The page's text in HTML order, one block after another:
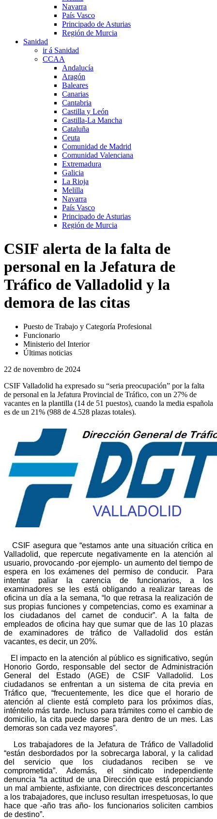
Navarra
País Vasco
Principado de Asturias
Región de Murcia
Sanidad
ir á Sanidad
CCAA
Andalucía
Aragón
Baleares
Canarias
Cantabria
Castilla y León
Castilla-La Mancha
Cataluña
Ceuta
Comunidad de Madrid
Comunidad Valenciana
Extremadura
Galicia
La Rioja
Melilla
Navarra
País Vasco
Principado de Asturias
Región de Murcia
CSIF alerta de la falta de
personal en la Jefatura de
Tráfico de Valladolid y la
demora de las citas
Puesto de Trabajo y Categoría Profesional
Funcionario
Ministerio del Interior
Últimas noticias
22 de novembro de 2024
CSIF Valladolid ha expresado su “seria preocupación” por la falta
de personal en la Jefatura Provincial de Tráfico, con un 27% de
vacantes en la plantilla (14 de 51 puestos), cuando la media española
es de un 21% (988 de 4.528 plazas totales).
CSIF asegura que “estamos ante una situación crítica en
Valladolid, que repercute negativamente en la atención al
usuario, provocando -por ejemplo- un aumento del tiempo de
espera en los exámenes del permiso de conducir. Para
intentar paliar la carencia de funcionarios, a los
examinadores se les está obligando a realizar tareas de
oficina un día a la semana, “lo que retrasa la realización de
sus propias funciones y competencias, como es examinar a
los ciudadanos del carnet de conducir”. A la falta de
empleados de oficina hay que sumar que de las 10 plazas
de examinadores de tráfico de Valladolid dos están
vacantes, es decir, un 20%.
El impacto en la atención al público es significativo, según
Honorio Gordo, responsable del sector de Administración
General del Estado (AGE) de CSIF Valladolid. Los
ciudadanos se enfrentan a un sistema de cita previa en
Tráfico que, “frecuentemente, les dice que el horario de
atención al cliente está completo para los próximos días,
inténtelo más tarde. Incluso para trámites como el cambio de
domicilio, la cita puede darse para dentro de un mes. Las
demoras son cada vez mayores”.
Los trabajadores de la Jefatura de Tráfico de Valladolid
“están desbordados por la sobrecarga laboral, y la calidad
del servicio que los ciudadanos reciben se ve
comprometida”. Además, el sindicato independiente
denuncia “la actitud de una Dirección que está propiciando
un mal ambiente, asfixiante, con directrices desconcertantes
a los trabajadores, que incluso resultan irrespetuosas, lo que
hace que -año tras año- los funcionarios soliciten cambios
de destino”.